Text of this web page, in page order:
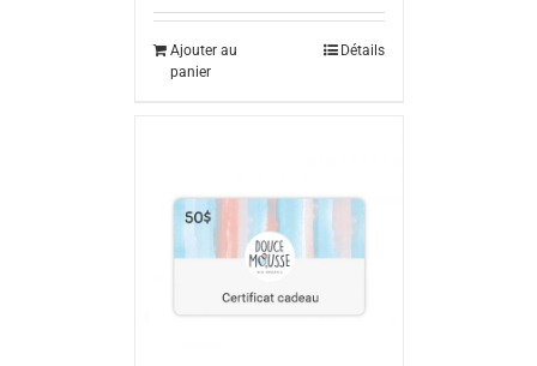
Ajouter au
panier
Détails